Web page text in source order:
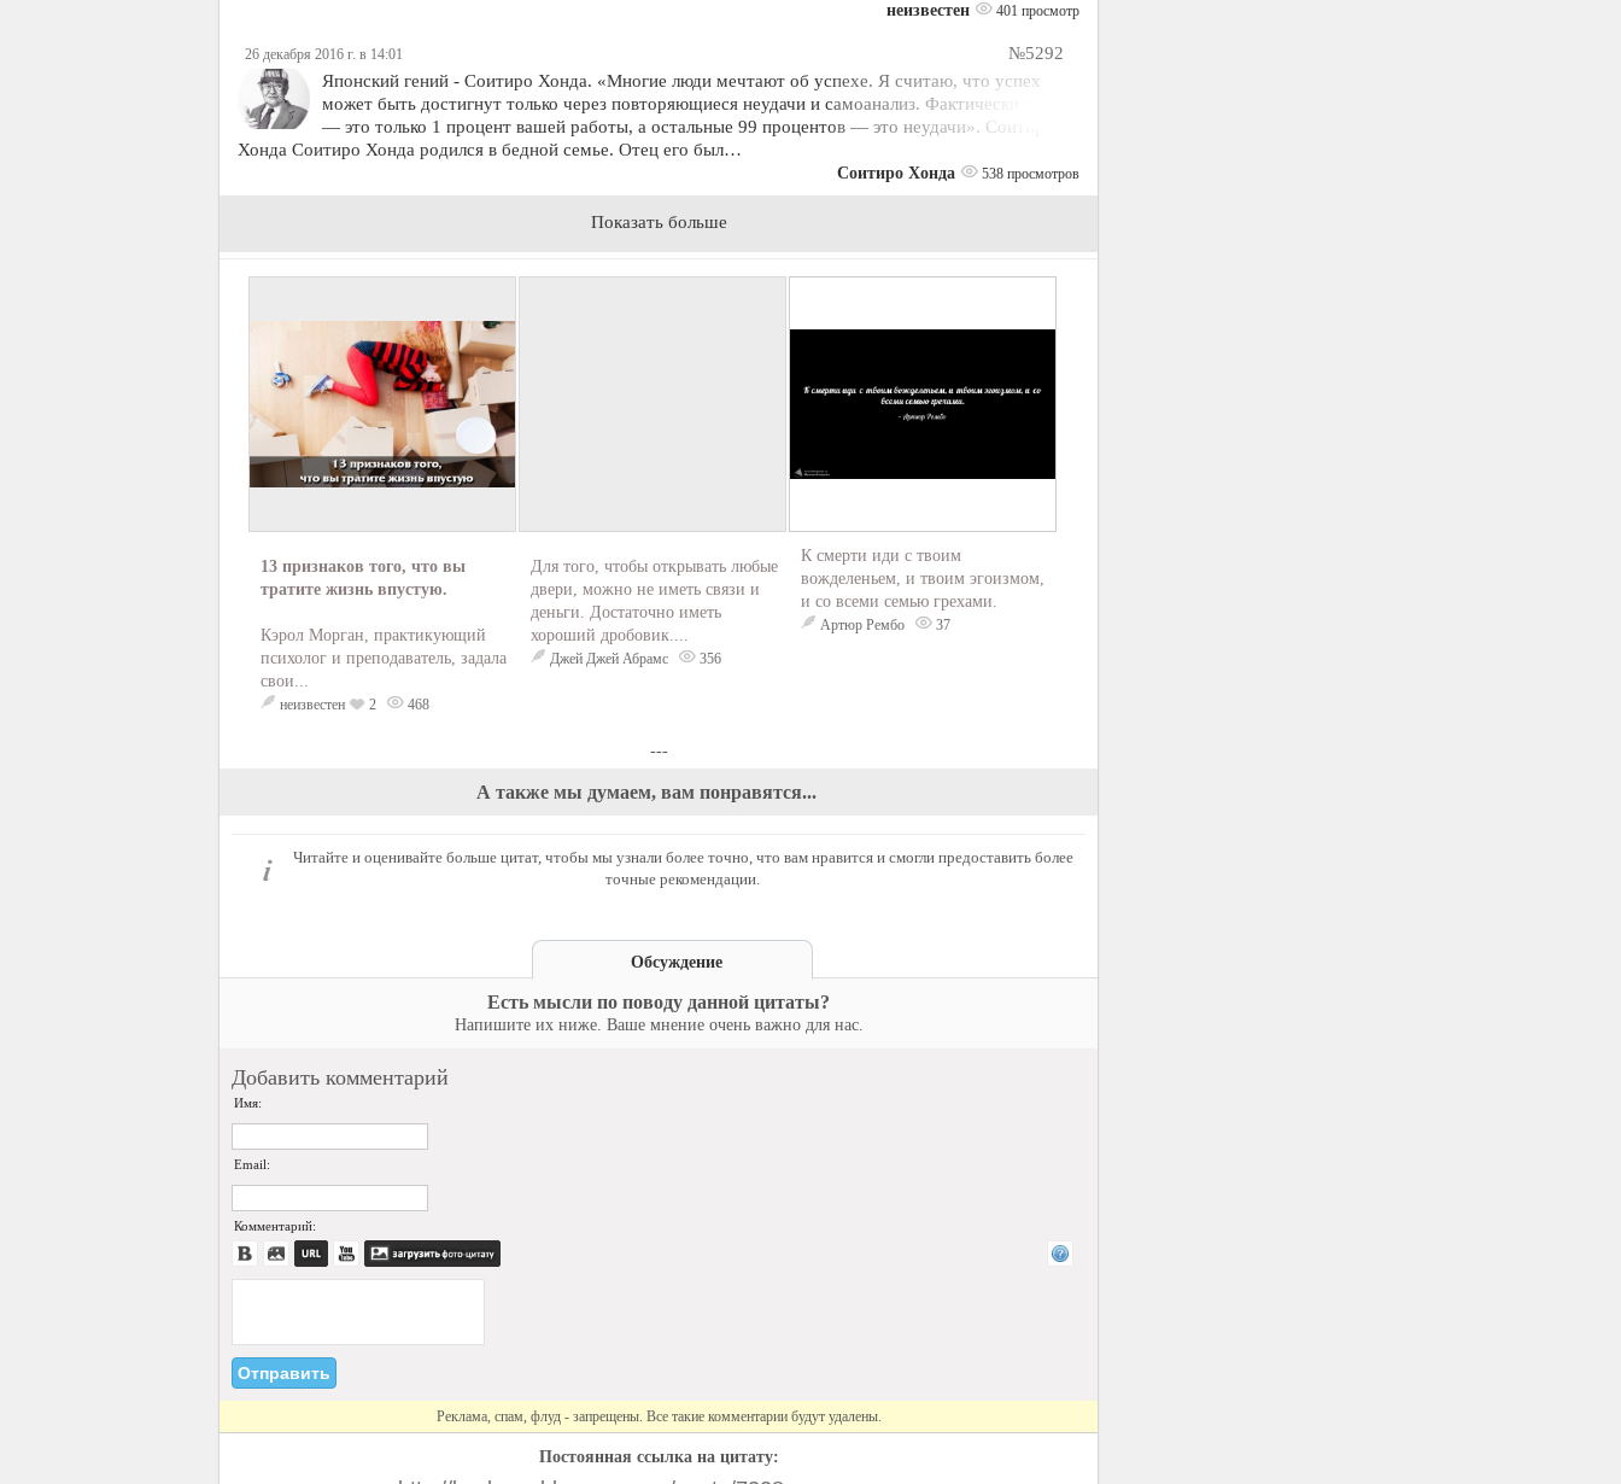
неизвестен 401 просмотр
26 декабря 2016 г. в 14:01
№5292
Японский гений - Соитиро Хонда. «Многие люди мечтают об успехе. Я считаю, что успех
может быть достигнут только через повторяющиеся неудачи и самоанализ. Фактически успех
— это только 1 процент вашей работы, а остальные 99 процентов — это неудачи». Соитиро
Хонда Соитиро Хонда родился в бедной семье. Отец его был…
Соитиро Хонда 538 просмотров
Показать больше
13 признаков того, что вы
тратите жизнь впустую.
Кэрол Морган, практикующий
психолог и преподаватель, задала
свои...
неизвестен 2 468
Для того, чтобы открывать любые
двери, можно не иметь связи и
деньги. Достаточно иметь
хороший дробовик....
Джей Джей Абрамс 356
К смерти иди с твоим
вожделеньем, и твоим эгоизмом,
и со всеми семью грехами.
Артюр Рембо 37
---
А также мы думаем, вам понравятся...
Читайте и оценивайте больше цитат, чтобы мы узнали более точно, что вам нравится и смогли предоставить более
точные рекомендации.
Обсуждение
Есть мысли по поводу данной цитаты?
Напишите их ниже. Ваше мнение очень важно для нас.
Добавить комментарий
Имя:
Email:
Комментарий:
Реклама, спам, флуд - запрещены. Все такие комментарии будут удалены.
Постоянная ссылка на цитату: